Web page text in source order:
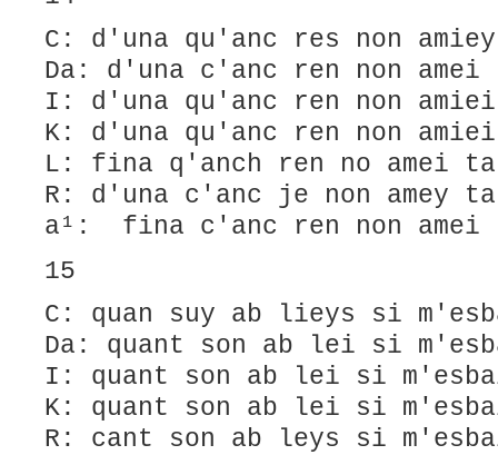
C: d'una qu'anc res non
Da: d'una c'anc ren non amei
I: d'una qu'anc ren non
K: d'una qu'anc ren non
L: fina q'anch ren no amei
R: d'una c'anc je non amey
a¹: fina c'anc ren non amei
15
C: quan suy ab lieys si
Da: quant son ab lei si
I: quant son ab lei si
K: quant son ab lei si
R: cant son ab leys si